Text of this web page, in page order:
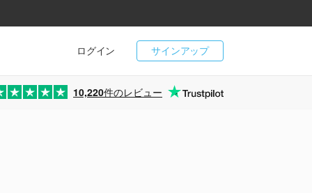
サインアップ
ログイン
10,220件のレビュー